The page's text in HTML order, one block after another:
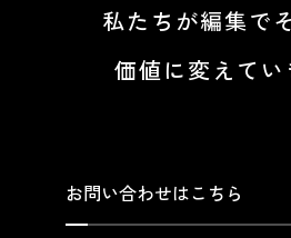
私たちが編集で
価値に変えてい
お問い合わせはこちら